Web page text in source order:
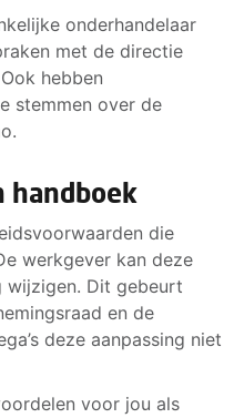
onderhandelaar
met de directie
hebben
stemmen over de
handboek
die
werkgever kan deze
wijzigen. Dit gebeurt
en de
deze aanpassing niet
voor jou als